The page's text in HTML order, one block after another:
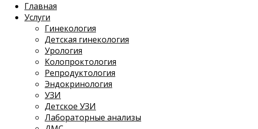
Главная
Услуги
Гинекология
Детская гинекология
Урология
Колопроктология
Репродуктология
Эндокринология
УЗИ
Детское УЗИ
Лабораторные анализы